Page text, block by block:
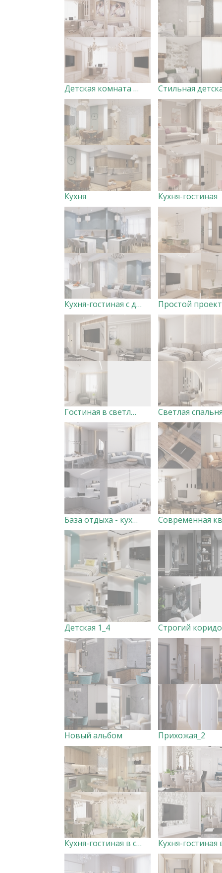
Детская комната для девочки Стильная
Кухня Кухня-гостиная
Кухня-гостиная с добавлением синего
Гостиная в светлых тонах Светлая
База отдыха - кухня-гостиная
Детская 1_4
Новый альбом Прихожая_2
Кухня-гостиная в современном стиле в жизнерадостных тонах